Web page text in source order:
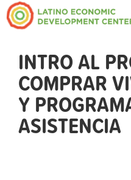
INTRO AL
COMPRAR
Y
ASISTENCIA